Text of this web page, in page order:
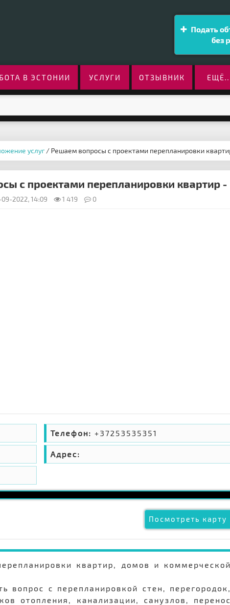
Подать
без
В ЭСТОНИИ УСЛУГИ ОТЗЫВНИК
услуг/ Решаем вопросы с проектами перепланировки
с проектами перепланировки квартир -
2022, 14:09 1 419 0
Телефон: +37253535351
Адрес:
Посмотреть карту
квартир, домов и
вопрос с перепланировкой стен,
отопления, канализации, санузлов,